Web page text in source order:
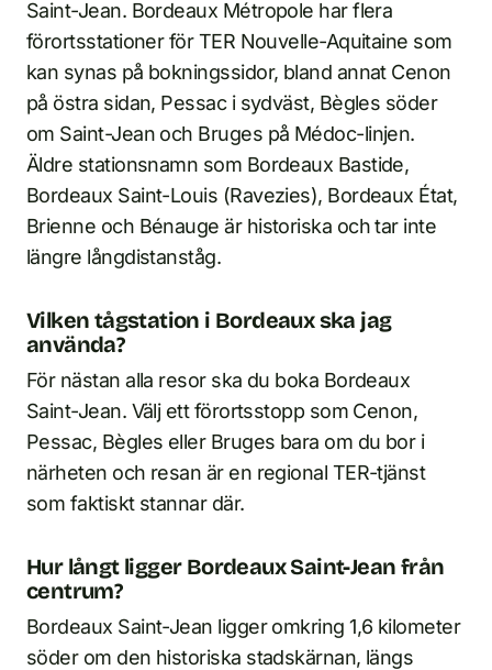
Saint-Jean. Bordeaux Métropole har flera
förortsstationer för TER Nouvelle-Aquitaine som
kan synas på bokningssidor, bland annat Cenon
på östra sidan, Pessac i sydväst, Bègles söder
om Saint-Jean och Bruges på Médoc-linjen.
Äldre stationsnamn som Bordeaux Bastide,
Bordeaux Saint-Louis (Ravezies), Bordeaux État,
Brienne och Bénauge är historiska och tar inte
längre långdistanståg.
Vilken tågstation i Bordeaux ska jag
använda?
För nästan alla resor ska du boka Bordeaux
Saint-Jean. Välj ett förortsstopp som Cenon,
Pessac, Bègles eller Bruges bara om du bor i
närheten och resan är en regional TER-tjänst
som faktiskt stannar där.
Hur långt ligger Bordeaux Saint-Jean från
centrum?
Bordeaux Saint-Jean ligger omkring 1,6 kilometer
söder om den historiska stadskärnan, längs